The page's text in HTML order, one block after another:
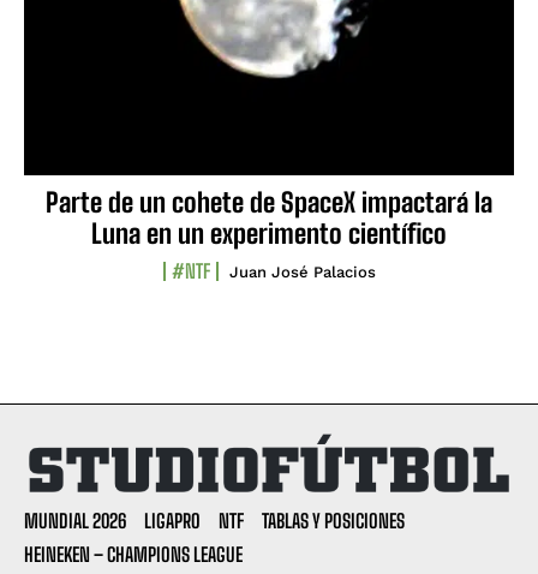
Parte de un cohete de SpaceX impactará la
Luna en un experimento científico
#NTF Juan José Palacios
MUNDIAL 2026 LIGAPRO NTF
TABLAS Y POSICIONES
HEINEKEN – CHAMPIONS LEAGUE